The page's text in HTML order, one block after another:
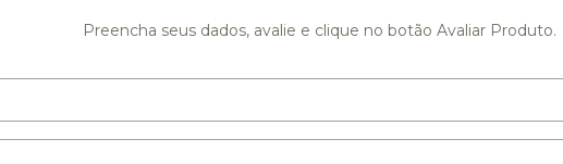
Preencha seus dados, avalie e clique no botão Avaliar Produto.